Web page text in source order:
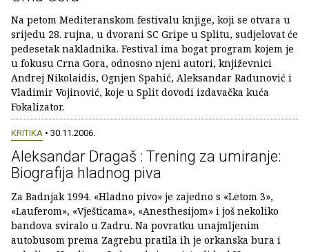
Na petom Mediteranskom festivalu knjige, koji se otvara u
srijedu 28. rujna, u dvorani SC Gripe u Splitu, sudjelovat će
pedesetak nakladnika. Festival ima bogat program kojem je
u fokusu Crna Gora, odnosno njeni autori, književnici
Andrej Nikolaidis, Ognjen Spahić, Aleksandar Radunović i
Vladimir Vojinović, koje u Split dovodi izdavačka kuća
Fokalizator.
KRITIKA • 30.11.2006.
Aleksandar Dragaš : Trening za umiranje:
Biografija hladnog piva
Za Badnjak 1994. «Hladno pivo» je zajedno s «Letom 3»,
«Lauferom», «Vješticama», «Anesthesijom» i još nekoliko
bandova sviralo u Zadru. Na povratku unajmljenim
autobusom prema Zagrebu pratila ih je orkanska bura i